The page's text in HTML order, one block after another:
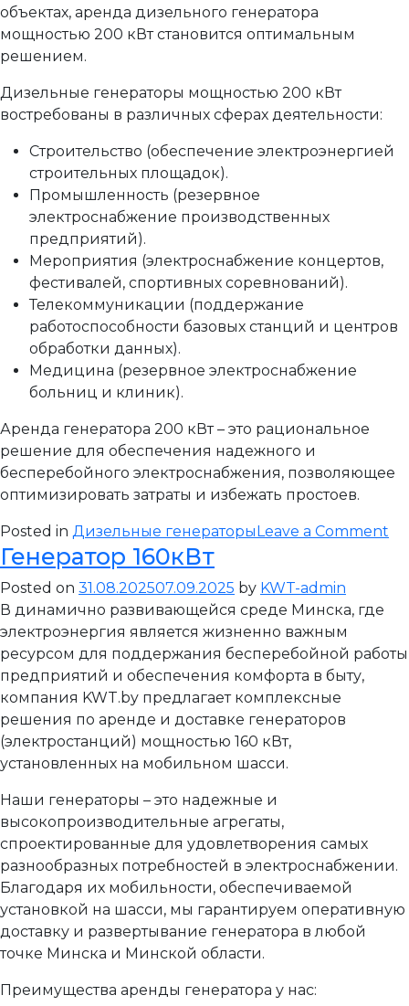
объектах, аренда дизельного генератора
мощностью 200 кВт становится оптимальным
решением.
Дизельные генераторы мощностью 200 кВт
востребованы в различных сферах деятельности:
Строительство (обеспечение электроэнергией
строительных площадок).
Промышленность (резервное
электроснабжение производственных
предприятий).
Мероприятия (электроснабжение концертов,
фестивалей, спортивных соревнований).
Телекоммуникации (поддержание
работоспособности базовых станций и центров
обработки данных).
Медицина (резервное электроснабжение
больниц и клиник).
Аренда генератора 200 кВт – это рациональное
решение для обеспечения надежного и
бесперебойного электроснабжения, позволяющее
оптимизировать затраты и избежать простоев.
Posted in Дизельные генераторыLeave a Comment
Генератор 160кВт
Posted on 31.08.202507.09.2025 by KWT-admin
В динамично развивающейся среде Минска, где
электроэнергия является жизненно важным
ресурсом для поддержания бесперебойной работы
предприятий и обеспечения комфорта в быту,
компания KWT.by предлагает комплексные
решения по аренде и доставке генераторов
(электростанций) мощностью 160 кВт,
установленных на мобильном шасси.
Наши генераторы – это надежные и
высокопроизводительные агрегаты,
спроектированные для удовлетворения самых
разнообразных потребностей в электроснабжении.
Благодаря их мобильности, обеспечиваемой
установкой на шасси, мы гарантируем оперативную
доставку и развертывание генератора в любой
точке Минска и Минской области.
Преимущества аренды генератора у нас: